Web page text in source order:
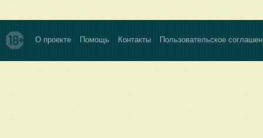
О проекте Помощь Контакты Пользовательское